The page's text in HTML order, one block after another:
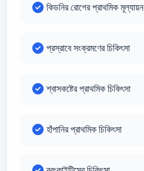
কিডনির রোগের প্রাথমিক মূল্যায়ন
প্রস্রাবে সংক্রমণের চিকিৎসা
শ্বাসকষ্টের প্রাথমিক চিকিৎসা
হাঁপানির প্রাথমিক চিকিৎসা